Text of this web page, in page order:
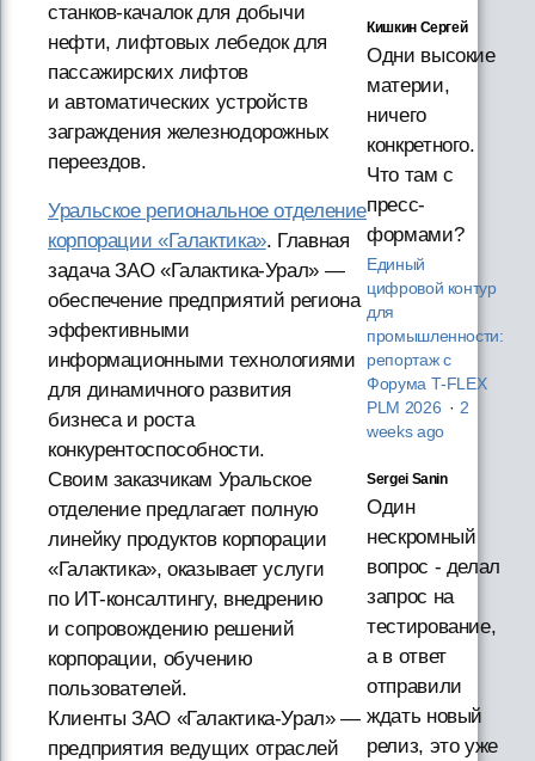
станков-качалок для добычи
нефти, лифтовых лебедок для
пассажирских лифтов
и автоматических устройств
заграждения железнодорожных
переездов.
Уральское региональное отделение
корпорации «Галактика». Главная
задача ЗАО «Галактика-Урал» —
обеспечение предприятий региона
эффективными
информационными технологиями
для динамичного развития
бизнеса и роста
конкурентоспособности.
Своим заказчикам Уральское
отделение предлагает полную
линейку продуктов корпорации
«Галактика», оказывает услуги
по ИТ-консалтингу, внедрению
и сопровождению решений
корпорации, обучению
пользователей.
Клиенты ЗАО «Галактика-Урал» —
предприятия ведущих отраслей
Кишкин Сергей
Одни высокие
материи,
ничего
конкретного.
Что там с
пресс-
формами?
Единый
цифровой контур
для
промышленности:
репортаж с
Форума T‑FLEX
PLM 2026 · 2
weeks ago
Sergei Sanin
Один
нескромный
вопрос - делал
запрос на
тестирование,
а в ответ
отправили
ждать новый
релиз, это уже